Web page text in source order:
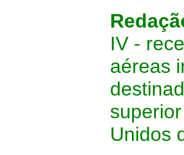
IV -
aéreas
Unidos